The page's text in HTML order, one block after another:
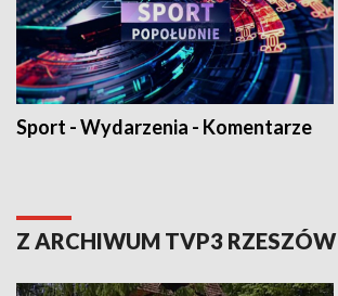
Sport - Wydarzenia - Komentarze
Z ARCHIWUM TVP3 RZESZÓW